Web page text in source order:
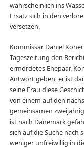
wahrscheinlich ins
Ersatz sich in den
versetzen.
Kommissar Daniel
Tageszeitung den
ermordetes Ehepaar.
Antwort geben, er ist
seine Frau diese
von einem auf den
gemeinsamen
ist nach Dänemark
sich auf die Suche nach
weniger unfreiwillig in